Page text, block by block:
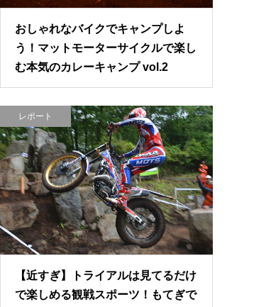
おしゃれなバイクでキャンプしよ
う！マットモーターサイクルで楽し
む本気のカレーキャンプ vol.2
レポート
【近すぎ】トライアルは見てるだけ
で楽しめる観戦スポーツ！もてぎで